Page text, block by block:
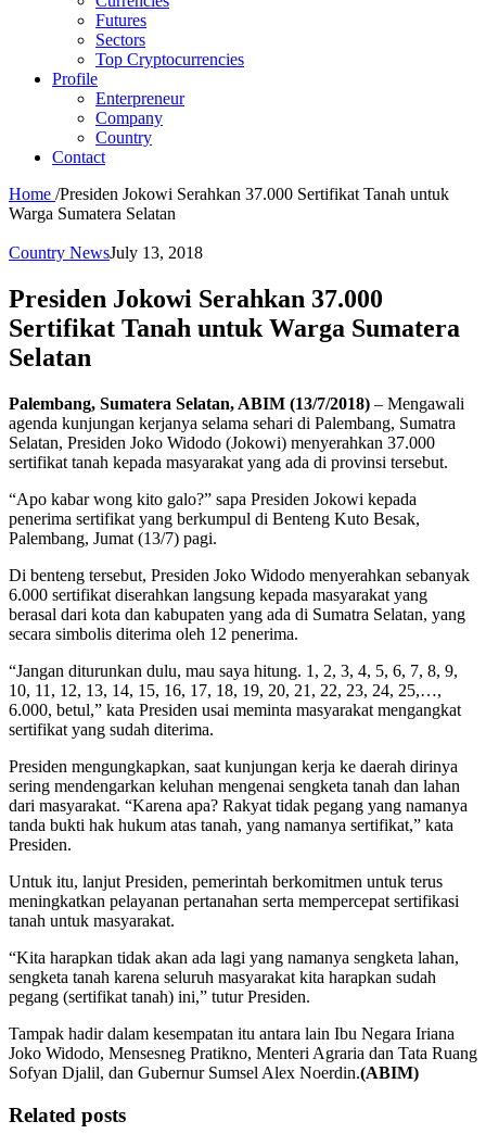
Futures
Sectors
Top Cryptocurrencies
Profile
Enterpreneur
Company
Country
Contact
Home /Presiden Jokowi Serahkan 37.000 Sertifikat Tanah untuk
Warga Sumatera Selatan
Country NewsJuly 13, 2018
Presiden Jokowi Serahkan 37.000
Sertifikat Tanah untuk Warga Sumatera
Selatan
Palembang, Sumatera Selatan, ABIM (13/7/2018) – Mengawali
agenda kunjungan kerjanya selama sehari di Palembang, Sumatra
Selatan, Presiden Joko Widodo (Jokowi) menyerahkan 37.000
sertifikat tanah kepada masyarakat yang ada di provinsi tersebut.
“Apo kabar wong kito galo?” sapa Presiden Jokowi kepada
penerima sertifikat yang berkumpul di Benteng Kuto Besak,
Palembang, Jumat (13/7) pagi.
Di benteng tersebut, Presiden Joko Widodo menyerahkan sebanyak
6.000 sertifikat diserahkan langsung kepada masyarakat yang
berasal dari kota dan kabupaten yang ada di Sumatra Selatan, yang
secara simbolis diterima oleh 12 penerima.
“Jangan diturunkan dulu, mau saya hitung. 1, 2, 3, 4, 5, 6, 7, 8, 9,
10, 11, 12, 13, 14, 15, 16, 17, 18, 19, 20, 21, 22, 23, 24, 25,…,
6.000, betul,” kata Presiden usai meminta masyarakat mengangkat
sertifikat yang sudah diterima.
Presiden mengungkapkan, saat kunjungan kerja ke daerah dirinya
sering mendengarkan keluhan mengenai sengketa tanah dan lahan
dari masyarakat. “Karena apa? Rakyat tidak pegang yang namanya
tanda bukti hak hukum atas tanah, yang namanya sertifikat,” kata
Presiden.
Untuk itu, lanjut Presiden, pemerintah berkomitmen untuk terus
meningkatkan pelayanan pertanahan serta mempercepat sertifikasi
tanah untuk masyarakat.
“Kita harapkan tidak akan ada lagi yang namanya sengketa lahan,
sengketa tanah karena seluruh masyarakat kita harapkan sudah
pegang (sertifikat tanah) ini,” tutur Presiden.
Tampak hadir dalam kesempatan itu antara lain Ibu Negara Iriana
Joko Widodo, Mensesneg Pratikno, Menteri Agraria dan Tata Ruang
Sofyan Djalil, dan Gubernur Sumsel Alex Noerdin.(ABIM)
Related posts